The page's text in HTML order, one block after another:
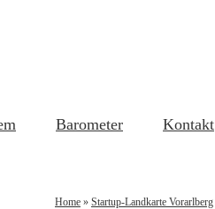
Barometer Kontakt
Home » Startup-Landkarte Vorarlberg